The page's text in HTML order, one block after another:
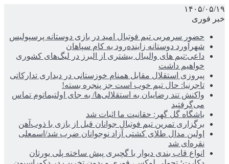
۱۴۰۵/۰۵/۱۹
خبر فوری
حضور سرمربی تیم فوتبال امید در بازی دوستانه پرسپولیس
شهرآورد دوستانه زاینده‌رود به کام سپاهان
داعی:تیم های والیبال بیشتری از البرز در لیگ‌های کشوری
خواهیم داشت
پیروزی استقلال مقابل همنام خوزستانی در دیداری تدارکاتی
تاجرنیا: حال تیم خوب است جز پنجره بسته!
واکنش تند رضاییان به استقلالی‌ها/ به جای اولتیماتوم تماس
می‌گرفتید
باشگاه گل گهر: حقانیت ما اثبات شد
برگزاری تمرین تیم فوتبال جوانان قبل از بازی با ذوب‌آهن
اولین مدال طلای کشتی آزاد نوجوانان ضرب شد/اسمعلی
نقره‌ای شد
انواع قاب بندی دیوار با گچبری پیش ساخته پلی یورتان